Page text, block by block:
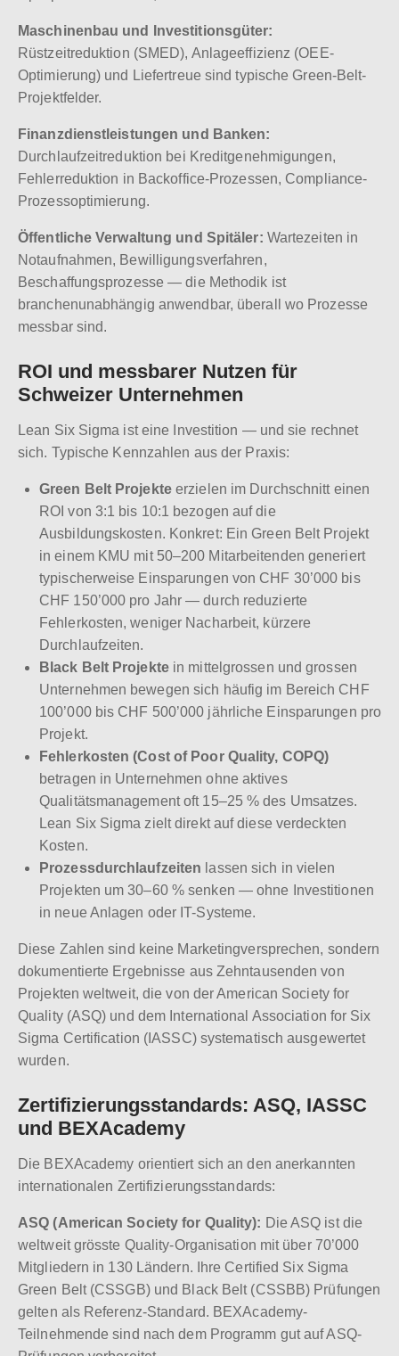
Maschinenbau und Investitionsgüter:
Rüstzeitreduktion (SMED), Anlageeffizienz (OEE-
Optimierung) und Liefertreue sind typische Green-Belt-
Projektfelder.
Finanzdienstleistungen und Banken:
Durchlaufzeitreduktion bei Kreditgenehmigungen,
Fehlerreduktion in Backoffice-Prozessen, Compliance-
Prozessoptimierung.
Öffentliche Verwaltung und Spitäler: Wartezeiten in
Notaufnahmen, Bewilligungsverfahren,
Beschaffungsprozesse — die Methodik ist
branchenunabhängig anwendbar, überall wo Prozesse
messbar sind.
ROI und messbarer Nutzen für
Schweizer Unternehmen
Lean Six Sigma ist eine Investition — und sie rechnet
sich. Typische Kennzahlen aus der Praxis:
Green Belt Projekteerzielen im Durchschnitt einen
ROI von 3:1 bis 10:1 bezogen auf die
Ausbildungskosten. Konkret: Ein Green Belt Projekt
in einem KMU mit 50–200 Mitarbeitenden generiert
typischerweise Einsparungen von CHF 30’000 bis
CHF 150’000 pro Jahr — durch reduzierte
Fehlerkosten, weniger Nacharbeit, kürzere
Durchlaufzeiten.
Black Belt Projektein mittelgrossen und grossen
Unternehmen bewegen sich häufig im Bereich CHF
100’000 bis CHF 500’000 jährliche Einsparungen pro
Projekt.
Fehlerkosten (Cost of Poor Quality, COPQ)
betragen in Unternehmen ohne aktives
Qualitätsmanagement oft 15–25 % des Umsatzes.
Lean Six Sigma zielt direkt auf diese verdeckten
Kosten.
Prozessdurchlaufzeiten lassen sich in vielen
Projekten um 30–60 % senken — ohne Investitionen
in neue Anlagen oder IT-Systeme.
Diese Zahlen sind keine Marketingversprechen, sondern
dokumentierte Ergebnisse aus Zehntausenden von
Projekten weltweit, die von der American Society for
Quality (ASQ) und dem International Association for Six
Sigma Certification (IASSC) systematisch ausgewertet
wurden.
Zertifizierungsstandards: ASQ, IASSC
und BEXAcademy
Die BEXAcademy orientiert sich an den anerkannten
internationalen Zertifizierungsstandards:
ASQ (American Society for Quality): Die ASQ ist die
weltweit grösste Quality-Organisation mit über 70’000
Mitgliedern in 130 Ländern. Ihre Certified Six Sigma
Green Belt (CSSGB) und Black Belt (CSSBB) Prüfungen
gelten als Referenz-Standard. BEXAcademy-
Teilnehmende sind nach dem Programm gut auf ASQ-